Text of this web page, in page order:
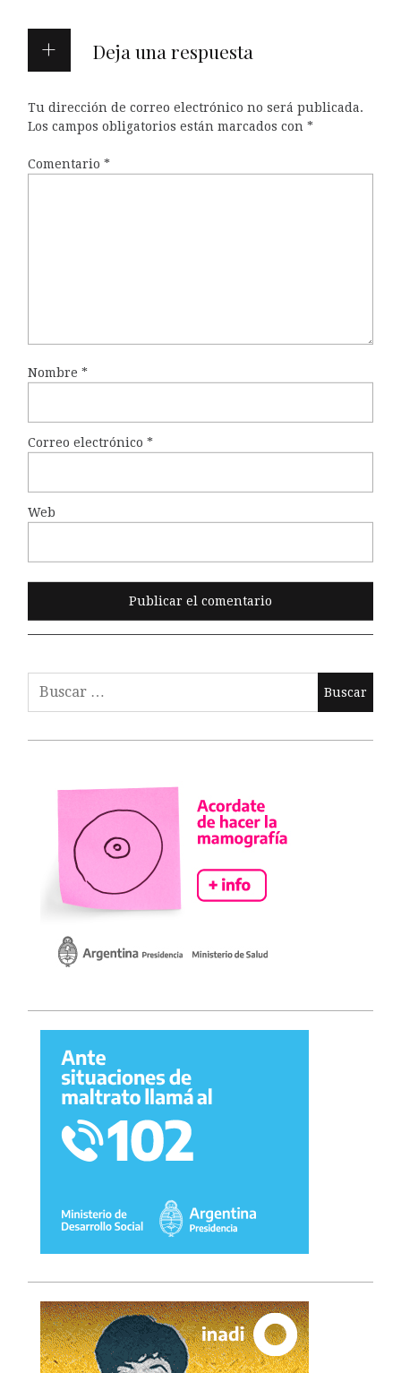
Deja una respuesta
Tu dirección de correo electrónico no será publicada.
Los campos obligatorios están marcados con *
Comentario *
Nombre *
Correo electrónico *
Web